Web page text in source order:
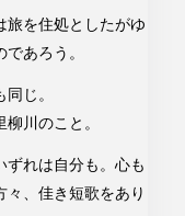
旅を住処としたがゆ
あろう。
じ。
川のこと。
ずれは自分も。心も
々、佳き短歌をあり